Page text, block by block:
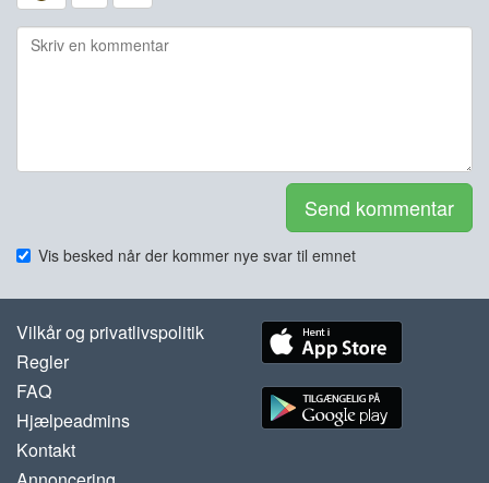
Send kommentar
Vis besked når der kommer nye svar til emnet
Vilkår og privatlivspolitik
Regler
FAQ
Hjælpeadmins
Kontakt